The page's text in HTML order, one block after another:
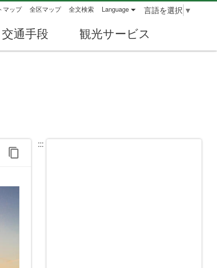
マップ 全区マップ 全文検索 Language 言語を選択 ▼
交通手段 観光サービス
:::